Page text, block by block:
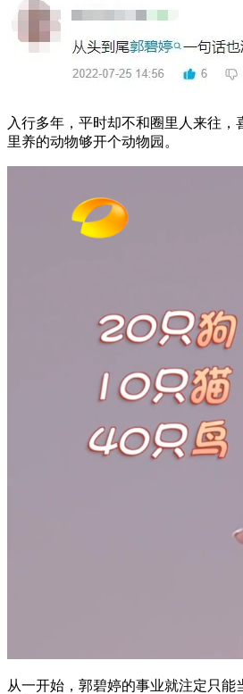
入行多年，平时却不和圈里人来往，
里养的动物够开个动物园。
从一开始，郭碧婷的事业就注定只能